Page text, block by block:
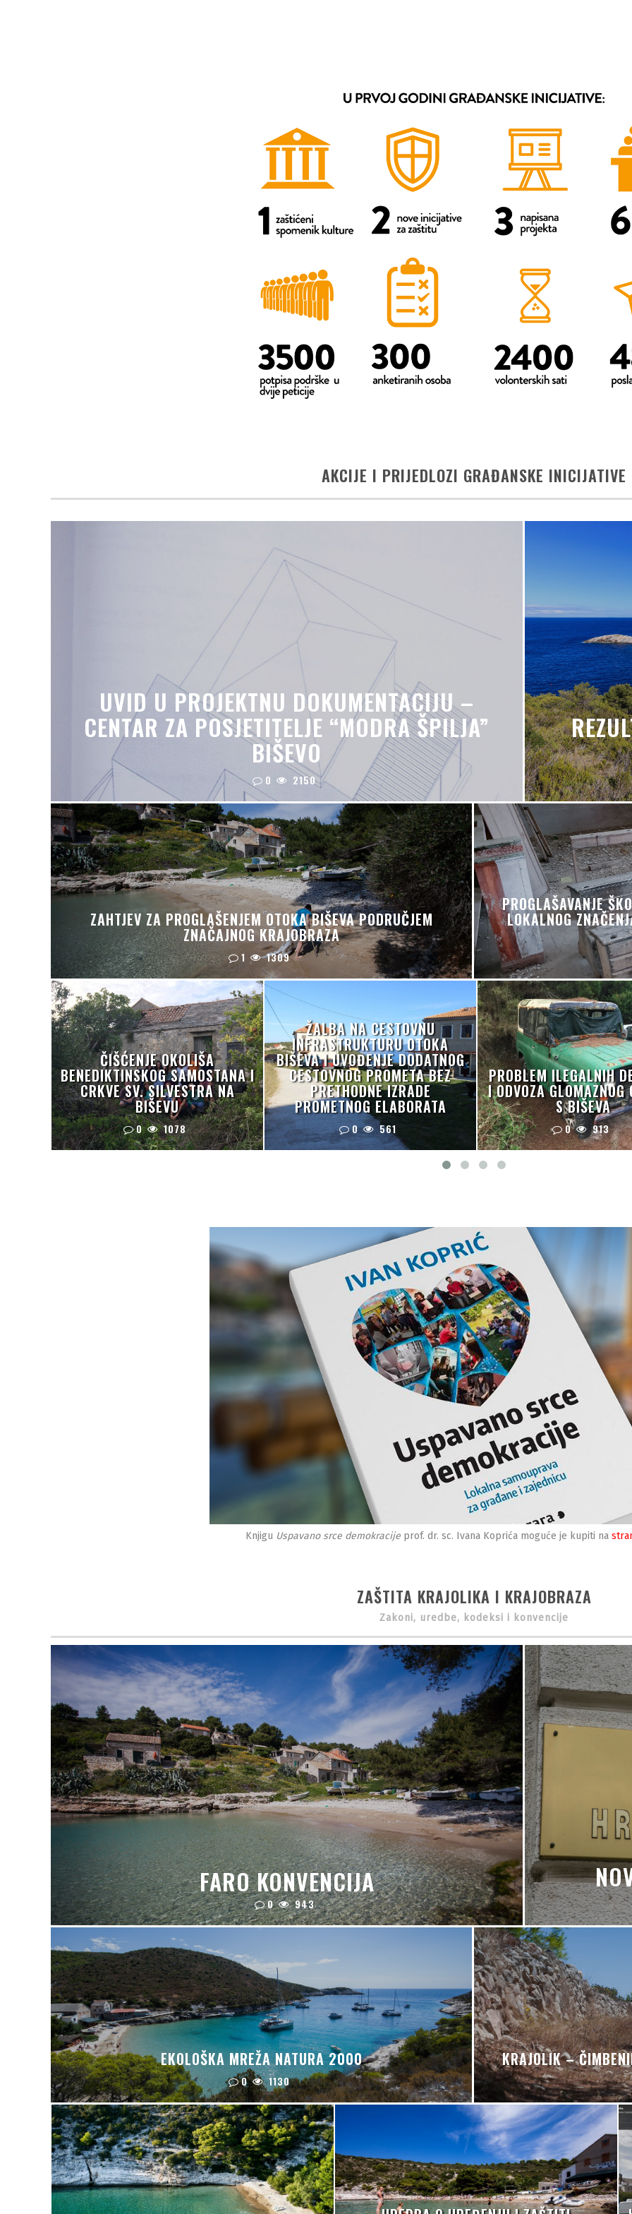
AKCIJE I PRIJEDLOZI GRAĐANSKE INICIJATIVE
UVID U PROJEKTNU DOKUMENTACIJU –
CENTAR ZA POSJETITELJE “MODRA ŠPILJA”
BIŠEVO
0 2150
ZAHTJEV ZA PROGLAŠENJEM OTOKA BIŠEVA PODRUČJEM
ZNAČAJNOG KRAJOBRAZA
1 1309
PROGLAŠAVANJE
LOKALNOG
ČIŠĆENJE OKOLIŠA
BENEDIKTINSKOG SAMOSTANA I
CRKVE SV. SILVESTRA NA
BIŠEVU
0 1078
ŽALBA NA CESTOVNU
INFRASTRUKTURU OTOKA
BIŠEVA I UVOĐENJE DODATNOG
CESTOVNOG PROMETA BEZ
PRETHODNE IZRADE
PROMETNOG ELABORATA
0 561
PROBLEM ILEGALNIH
I ODVOZA GLOMAZNOG
S BIŠEVA
0 913
Knjigu Uspavano srce demokracije prof. dr. sc. Ivana Koprića moguće je kupiti na
ZAŠTITA KRAJOLIKA I KRAJOBRAZA
Zakoni, uredbe, kodeksi i konvencije
FARO KONVENCIJA
0 943
EKOLOŠKA MREŽA NATURA 2000
0 1130
KRAJOLIK –